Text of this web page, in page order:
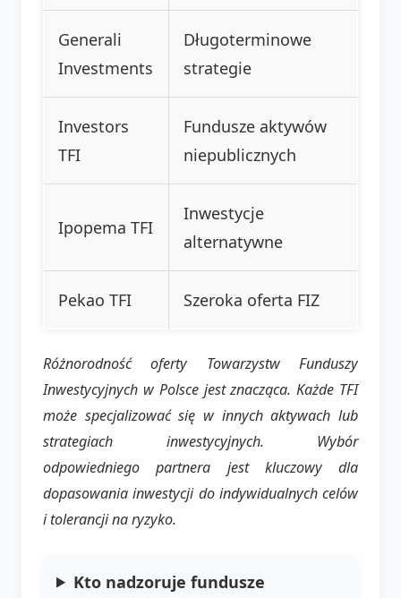
Generali
Investments
Długoterminowe
strategie
Investors
TFI
Fundusze aktywów
niepublicznych
Ipopema TFI
Inwestycje
alternatywne
Pekao TFI Szeroka oferta FIZ
Różnorodność oferty Towarzystw Funduszy
Inwestycyjnych w Polsce jest znacząca. Każde TFI
może specjalizować się w innych aktywach lub
strategiach inwestycyjnych. Wybór
odpowiedniego partnera jest kluczowy dla
dopasowania inwestycji do indywidualnych celów
i tolerancji na ryzyko.
Kto nadzoruje fundusze